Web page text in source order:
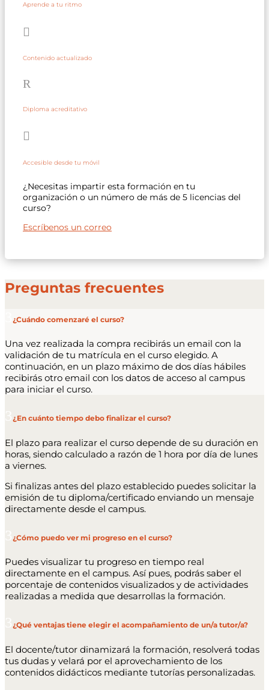
marketing
cantidad
Aprende a tu ritmo

Contenido actualizado
R
Diploma acreditativo

Accesible desde tu móvil
¿Necesitas impartir esta formación en tu
organización o un número de más de 5 licencias del
curso?
Escríbenos un correo
Preguntas frecuentes
¿Cuándo comenzaré el curso?
Una vez realizada la compra recibirás un email con la
validación de tu matrícula en el curso elegido. A
continuación, en un plazo máximo de dos días hábiles
recibirás otro email con los datos de acceso al campus
para iniciar el curso.
¿En cuánto tiempo debo finalizar el curso?
El plazo para realizar el curso depende de su duración en
horas, siendo calculado a razón de 1 hora por día de lunes
a viernes.
Si finalizas antes del plazo establecido puedes solicitar la
emisión de tu diploma/certificado enviando un mensaje
directamente desde el campus.
¿Cómo puedo ver mi progreso en el curso?
Puedes visualizar tu progreso en tiempo real
directamente en el campus. Así pues, podrás saber el
porcentaje de contenidos visualizados y de actividades
realizadas a medida que desarrollas la formación.
¿Qué ventajas tiene elegir el acompañamiento de un/a tutor/a?
El docente/tutor dinamizará la formación, resolverá todas
tus dudas y velará por el aprovechamiento de los
contenidos didácticos mediante tutorías personalizadas.